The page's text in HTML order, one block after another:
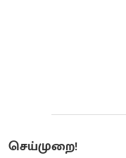
செய்முறை!